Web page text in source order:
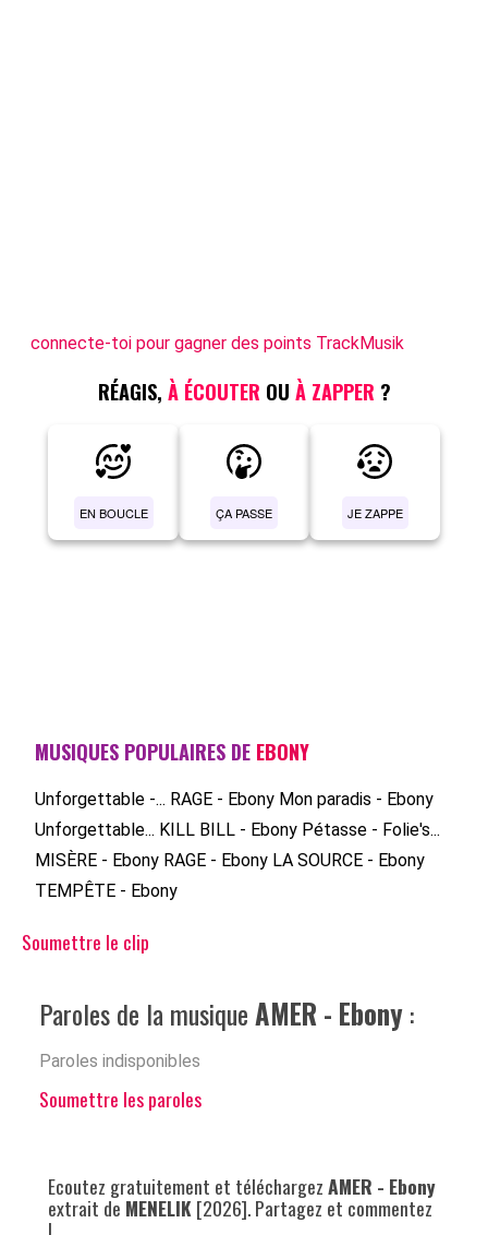
connecte-toi pour gagner des points TrackMusik
RÉAGIS, À ÉCOUTER OU À ZAPPER ?
EN BOUCLE ÇA PASSE JE ZAPPE
MUSIQUES POPULAIRES DE EBONY
Unforgettable -... RAGE - Ebony Mon paradis - Ebony
Unforgettable... KILL BILL - Ebony Pétasse - Folie's...
MISÈRE - Ebony RAGE - Ebony LA SOURCE - Ebony
TEMPÊTE - Ebony
Soumettre le clip
Paroles de la musiqueAMER - Ebony:
Paroles indisponibles
Soumettre les paroles
Ecoutez gratuitement et téléchargezAMER - Ebony
extrait de MENELIK [2026]. Partagez et commentez